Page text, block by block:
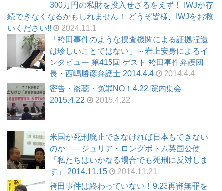
300万円の私財を投入せざるをえず！ IWJが存
続できなくなるかもしれません！ どうぞ皆様、IWJをお救
いください!!
2024.11.1
「袴田事件のような捜査機関による証拠捏造
は珍しいことではない」～岩上安身によるイ
ンタビュー 第415回 ゲスト 袴田事件弁護団
長・西嶋勝彦弁護士 2014.4.4
2014.4.4
密告・盗聴・冤罪NO！4.22 院内集会
2015.4.22
2015.4.22
米国が死刑廃止できなければ日本もできない
のか――ジュリア・ロングボトム英国公使
「私たちはいかなる場合でも死刑に反対しま
す」 2014.11.15
2014.11.21
袴田事件は終わっていない！9.23再審無罪を